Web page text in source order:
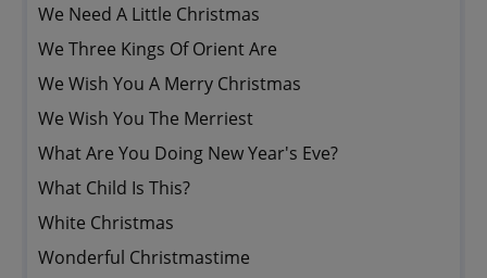
We Need A Little Christmas
We Three Kings Of Orient Are
We Wish You A Merry Christmas
We Wish You The Merriest
What Are You Doing New Year's Eve?
What Child Is This?
White Christmas
Wonderful Christmastime